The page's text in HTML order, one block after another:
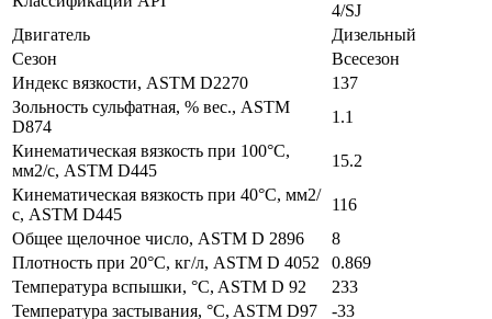
4/SJ
Двигатель
Дизельный
Сезон
Всесезон
Индекс вязкости, ASTM D2270
137
Зольность сульфатная, % вес., ASTM
D874
1.1
Кинематическая вязкость при 100°C,
мм2/с, ASTM D445
15.2
Кинематическая вязкость при 40°C, мм2/
с, ASTM D445
116
Общее щелочное число, ASTM D 2896
8
Плотность при 20°C, кг/л, ASTM D 4052
0.869
Температура вспышки, °C, ASTM D 92
233
Температура застывания, °C, ASTM D97
-33